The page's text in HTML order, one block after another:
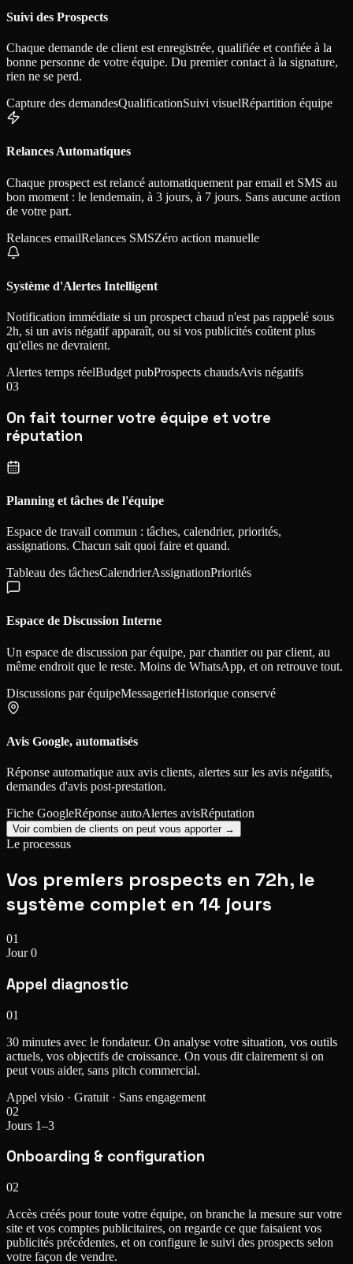
Suivi des Prospects
Chaque demande de client est enregistrée, qualifiée et confiée à la
bonne personne de votre équipe. Du premier contact à la signature,
rien ne se perd.
Capture des demandesQualificationSuivi visuelRépartition équipe
Relances Automatiques
Chaque prospect est relancé automatiquement par email et SMS au
bon moment : le lendemain, à 3 jours, à 7 jours. Sans aucune action
de votre part.
Relances emailRelances SMSZéro action manuelle
Système d'Alertes Intelligent
Notification immédiate si un prospect chaud n'est pas rappelé sous
2h, si un avis négatif apparaît, ou si vos publicités coûtent plus
qu'elles ne devraient.
Alertes temps réelBudget pubProspects chaudsAvis négatifs
03
On fait tourner votre équipe et votre
réputation
Planning et tâches de l'équipe
Espace de travail commun : tâches, calendrier, priorités,
assignations. Chacun sait quoi faire et quand.
Tableau des tâchesCalendrierAssignationPriorités
Espace de Discussion Interne
Un espace de discussion par équipe, par chantier ou par client, au
même endroit que le reste. Moins de WhatsApp, et on retrouve tout.
Discussions par équipeMessagerieHistorique conservé
Avis Google, automatisés
Réponse automatique aux avis clients, alertes sur les avis négatifs,
demandes d'avis post-prestation.
Fiche GoogleRéponse autoAlertes avisRéputation
Voir combien de clients on peut vous apporter →
Le processus
Vos premiers prospects en 72h, le
système complet en 14 jours
01
Jour 0
Appel diagnostic
01
30 minutes avec le fondateur. On analyse votre situation, vos outils
actuels, vos objectifs de croissance. On vous dit clairement si on
peut vous aider, sans pitch commercial.
Appel visio · Gratuit · Sans engagement
02
Jours 1–3
Onboarding & configuration
02
Accès créés pour toute votre équipe, on branche la mesure sur votre
site et vos comptes publicitaires, on regarde ce que faisaient vos
publicités précédentes, et on configure le suivi des prospects selon
votre façon de vendre.